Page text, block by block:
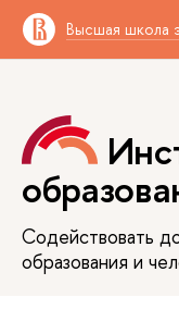
Высшая школа
Содействовать
образования и